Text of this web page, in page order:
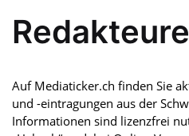
Redakteure
Auf Mediaticker.ch finden Sie
und -eintragungen aus der
Informationen sind lizenzfrei